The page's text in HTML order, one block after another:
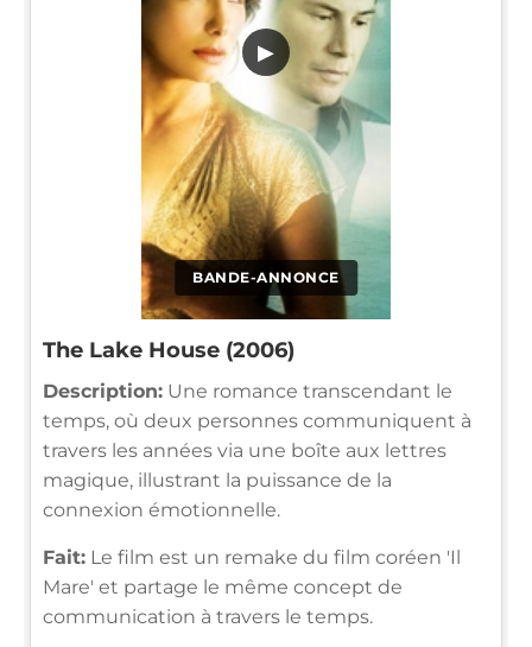
BANDE-ANNONCE
▶
The Lake House (2006)
Description: Une romance transcendant le
temps, où deux personnes communiquent à
travers les années via une boîte aux lettres
magique, illustrant la puissance de la
connexion émotionnelle.
Fait: Le film est un remake du film coréen 'Il
Mare' et partage le même concept de
communication à travers le temps.